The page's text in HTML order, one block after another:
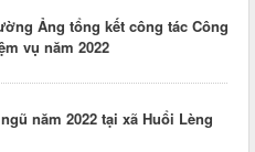
Ảng tổng kết công tác Công
vụ năm 2022
năm 2022 tại xã Huổi Lèng